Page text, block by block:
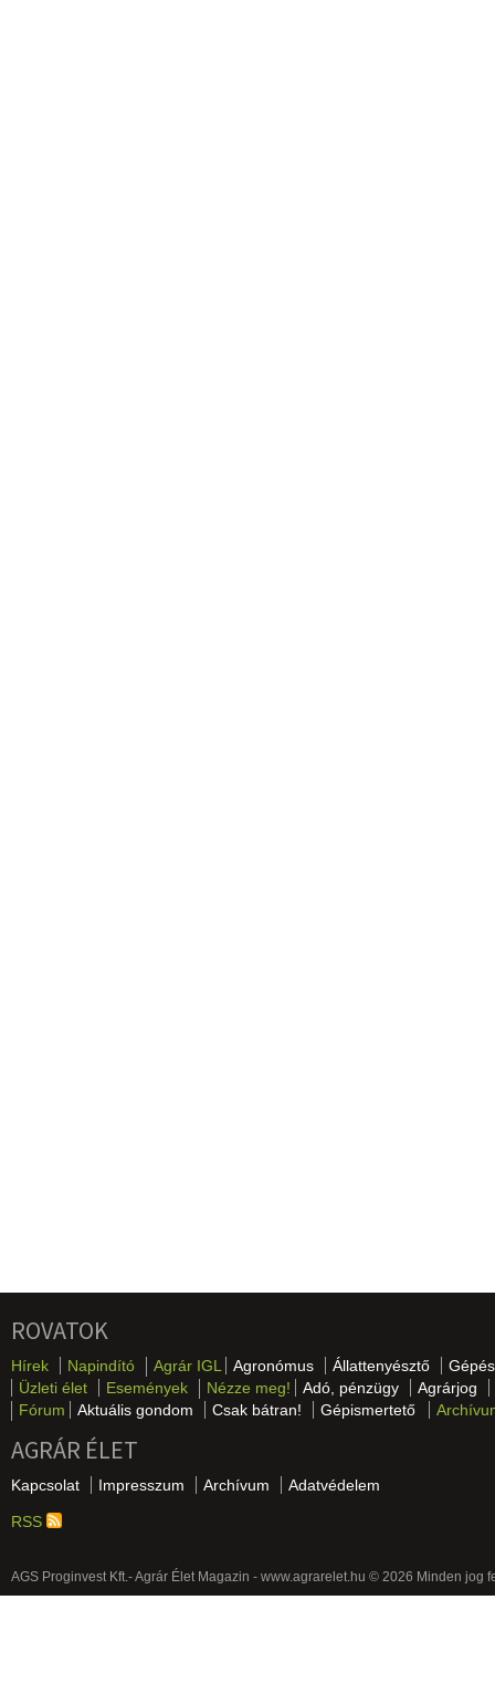
ROVATOK
Hírek Napindító Agrár IGL Agronómus Állattenyésztő
Üzleti élet
Események Nézze meg! Adó, pénzügy
Agrárjog
Fórum
Aktuális gondom Csak bátran! Gépismertető
AGRÁR ÉLET
Kapcsolat Impresszum Archívum Adatvédelem
RSS
AGS Proginvest Kft.- Agrár Élet Magazin - www.agrarelet.hu © 2026 Minden jog